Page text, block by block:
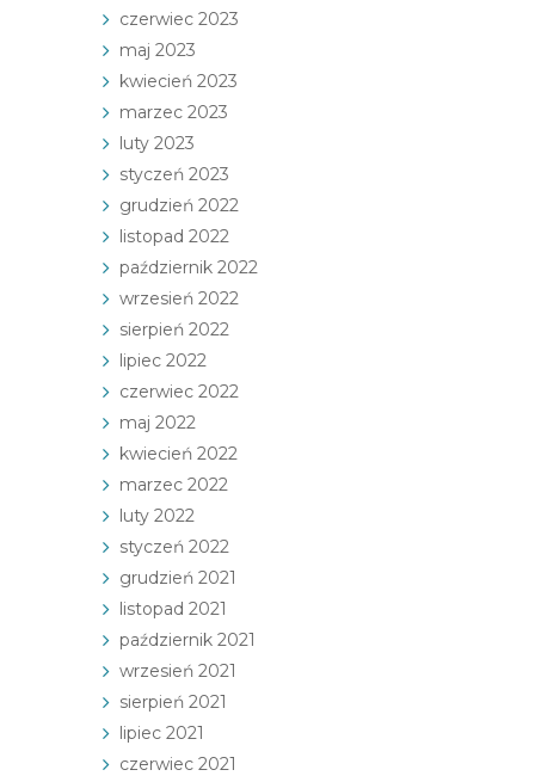
czerwiec 2023
maj 2023
kwiecień 2023
marzec 2023
luty 2023
styczeń 2023
grudzień 2022
listopad 2022
październik 2022
wrzesień 2022
sierpień 2022
lipiec 2022
czerwiec 2022
maj 2022
kwiecień 2022
marzec 2022
luty 2022
styczeń 2022
grudzień 2021
listopad 2021
październik 2021
wrzesień 2021
sierpień 2021
lipiec 2021
czerwiec 2021